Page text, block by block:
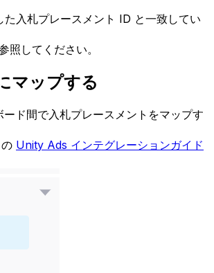
入札プレースメント ID と一致してい
照してください。
マップする
ド間で入札プレースメントをマップす
Unity Ads インテグレーションガイド